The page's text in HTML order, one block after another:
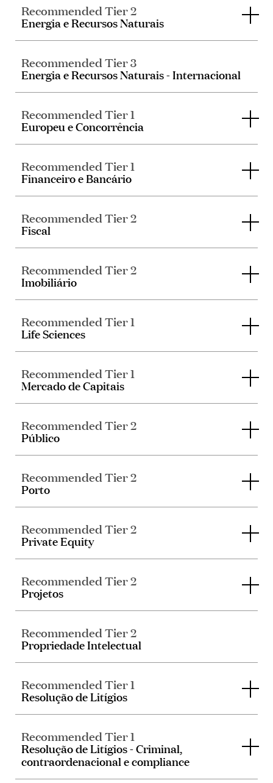
Recommended Tier 2
Energia e Recursos Naturais
Recommended Tier 3
Energia e Recursos Naturais - Internacional
Recommended Tier 1
Europeu e Concorrência
Recommended Tier 1
Financeiro e Bancário
Recommended Tier 2
Fiscal
Recommended Tier 2
Imobiliário
Recommended Tier 1
Life Sciences
Recommended Tier 1
Mercado de Capitais
Recommended Tier 2
Público
Recommended Tier 2
Porto
Recommended Tier 2
Private Equity
Recommended Tier 2
Projetos
Recommended Tier 2
Propriedade Intelectual
Recommended Tier 1
Resolução de Litígios
Recommended Tier 1
Resolução de Litígios - Criminal,
contraordenacional e compliance